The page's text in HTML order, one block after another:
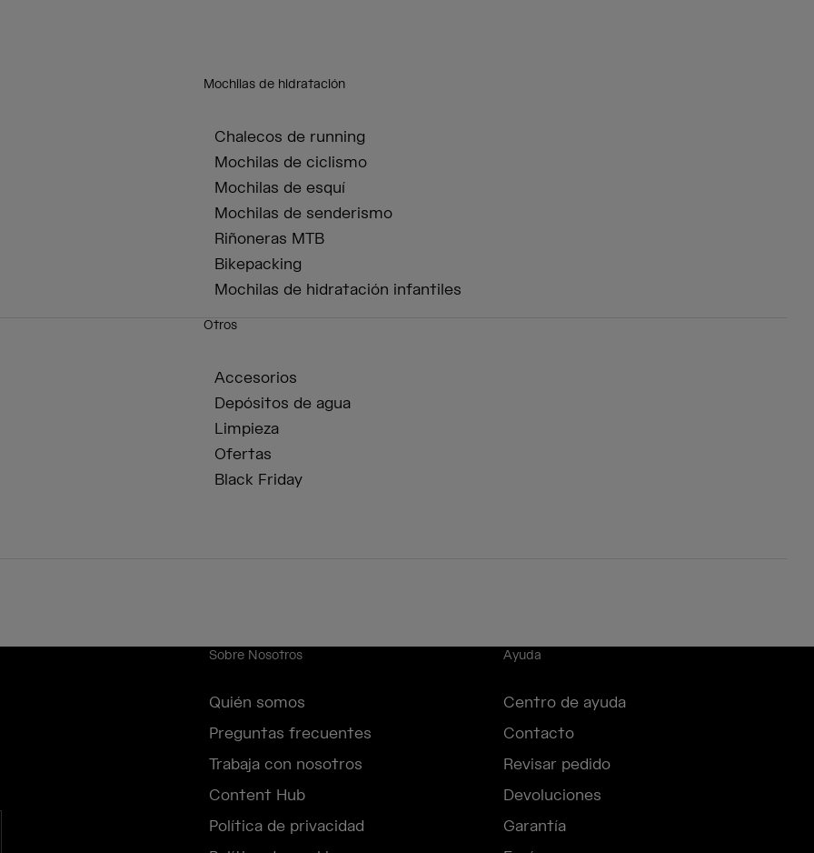
Mochilas de hidratación
Chalecos de running
Mochilas de ciclismo
Mochilas de esquí
Mochilas de senderismo
Riñoneras MTB
Bikepacking
Mochilas de hidratación infantiles
Otros
Accesorios
Depósitos de agua
Limpieza
Ofertas
Black Friday
Sobre Nosotros
Quién somos
Preguntas frecuentes
Trabaja con nosotros
Content Hub
Política de privacidad
Ayuda
Centro de ayuda
Contacto
Revisar pedido
Devoluciones
Garantía